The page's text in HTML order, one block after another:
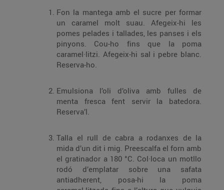
Fon la mantega amb el sucre per formar
un caramel molt suau. Afegeix-hi les
pomes pelades i tallades, les panses i els
pinyons. Cou-ho fins que la poma
caramel·litzi. Afegeix-hi sal i pebre blanc.
Reserva-ho.
Emulsiona l’oli d’oliva amb fulles de
menta fresca fent servir la batedora.
Reserva’l.
Talla el rull de cabra a rodanxes de la
mida d’un dit i mig. Preescalfa el forn amb
el gratinador a 180 °C. Col·loca un motllo
rodó d’emplatar sobre una safata
antiadherent, posa-hi la poma